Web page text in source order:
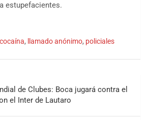
estupefacientes.
cocaína, llamado anónimo, policiales
de Clubes: Boca jugará contra el
el Inter de Lautaro